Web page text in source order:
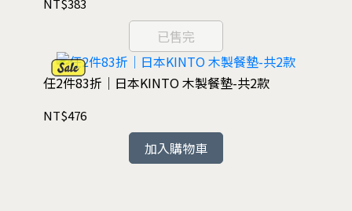
NT$383
已售完
任2件83折｜日本KINTO 木製餐墊-共2款
NT$476
加入購物車